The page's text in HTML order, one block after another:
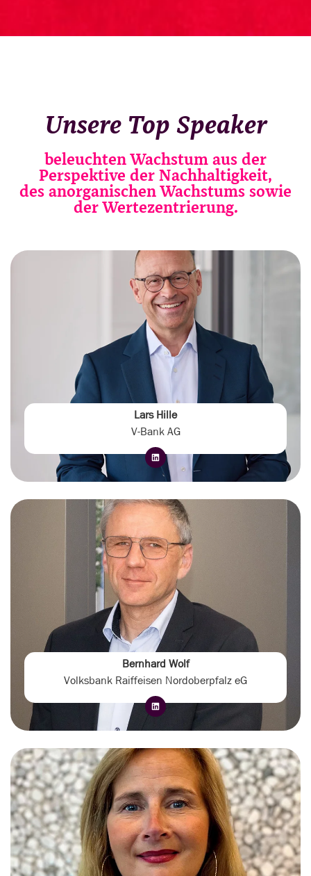
Unsere Top Speaker
beleuchten Wachstum aus der
Perspektive der Nachhaltigkeit,
des anorganischen Wachstums sowie
der Wertezentrierung.
Lars Hille
V-Bank AG
Bernhard Wolf
Volksbank Raiffeisen Nordoberpfalz eG